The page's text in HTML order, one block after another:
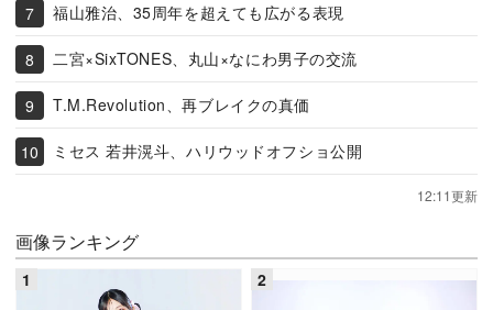
福山雅治、35周年を超えても広がる表現
二宮×SixTONES、丸山×なにわ男子の交流
T.M.Revolution、再ブレイクの真価
ミセス 若井滉斗、ハリウッドオフショ公開
12:11更新
画像ランキング